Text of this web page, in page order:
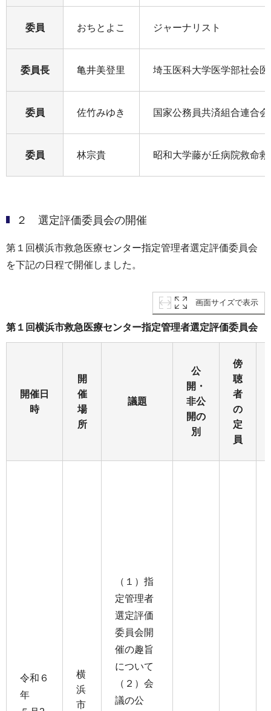
委員 おちとよこ ジャーナリスト
委員長 亀井美登里 埼玉医科大学医学部社会
委員 佐竹みゆき 国家公務員共済組合連合
委員 林宗貴 昭和大学藤が丘病院救命
２ 選定評価委員会の開催
第１回横浜市救急医療センター指定管理者選定評価委員会
を下記の日程で開催しました。
画面サイズで表示
第１回横浜市救急医療センター指定管理者選定評価委員会
開催日
時
開
催
場
所
議題
公
開・
非公
開の
別
傍
聴
者
の
定
員
令和６
年
横
浜
市
（１）指
定管理者
選定評価
委員会開
催の趣旨
について
（２）会
議の公